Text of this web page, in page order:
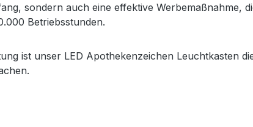
sondern auch eine effektive Werbemaßnahme,
Betriebsstunden.
ist unser LED Apothekenzeichen Leuchtkasten